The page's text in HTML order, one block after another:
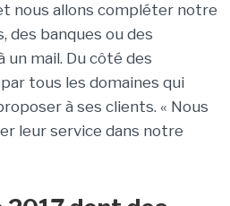
nous allons compléter notre
des banques ou des
un mail. Du côté des
tous les domaines qui
à ses clients. « Nous
leur service dans notre